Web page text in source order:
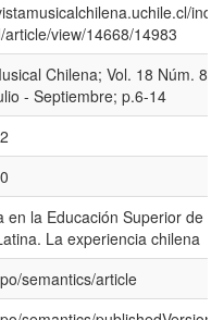
article/view/14668/14983
Chilena; Vol. 18 Núm. 89
- Septiembre; p.6-14
en la Educación Superior de
La experiencia chilena
semantics/article